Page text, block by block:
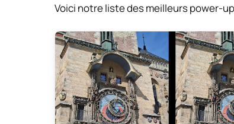
Voici notre liste des meilleurs power-